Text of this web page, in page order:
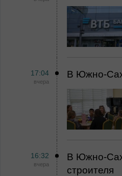
17:04
вчера
В Южно-
16:32
вчера
В Южно-
строителя